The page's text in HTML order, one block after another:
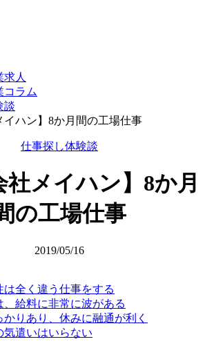
求人
コラム
談
イハン】8か月間の工場仕事
仕事探し体験談
社メイハン】8か月
の工場仕事
2019/05/16
は全く違う仕事をする
、給料に非常に波がある
りあり、休みに融通が利く
気遣いはいらない